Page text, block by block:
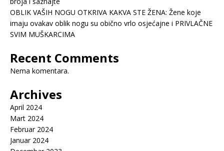
OBLIK VAŠIH NOGU OTKRIVA KAKVA STE ŽENA: Žene koje
imaju ovakav oblik nogu su obično vrlo osjećajne i PRIVLAČNE
SVIM MUŠKARCIMA
Recent Comments
Nema komentara.
Archives
April 2024
Mart 2024
Februar 2024
Januar 2024